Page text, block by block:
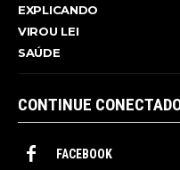
EXPLICANDO
VIROU LEI
SAÚDE
CONTINUE
FACEBOOK